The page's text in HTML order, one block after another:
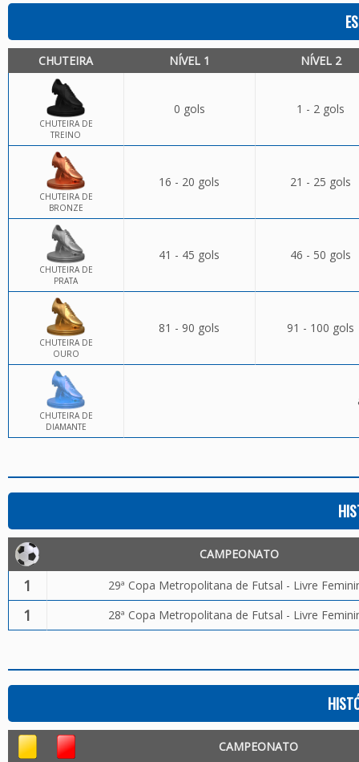
CHUTEIRA NÍVEL 1 NÍVEL 2
CHUTEIRA DE
TREINO
0 gols 1 - 2 gols
CHUTEIRA DE
BRONZE
16 - 20 gols 21 - 25 gols
CHUTEIRA DE
PRATA
41 - 45 gols 46 - 50 gols
CHUTEIRA DE
OURO
81 - 90 gols 91 - 100 gols
CHUTEIRA DE
DIAMANTE
CAMPEONATO
1 29ª Copa Metropolitana de Futsal - Livre
1 28ª Copa Metropolitana de Futsal - Livre
CAMPEONATO